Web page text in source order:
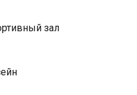
зал